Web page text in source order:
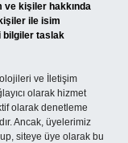
ve kişiler hakkında
ile isim
bilgiler taslak
ve İletişim
olarak hizmet
olarak denetleme
Ancak, üyelerimiz
siteye üye olarak bu